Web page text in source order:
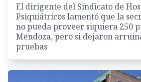
El dirigente del Sindicato de
Psiquiátricos lamentó que la
no pueda proveer siquiera 250
Mendoza, pero si dejaron
pruebas